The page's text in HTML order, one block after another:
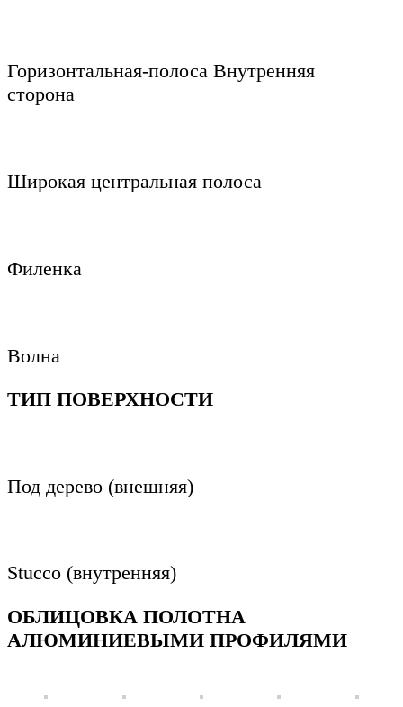
Горизонтальная-полоса Внутренняя
сторона
Широкая центральная полоса
Филенка
Волна
ТИП ПОВЕРХНОСТИ
Под дерево (внешняя)
Stucco (внутренняя)
ОБЛИЦОВКА ПОЛОТНА
АЛЮМИНИЕВЫМИ ПРОФИЛЯМИ